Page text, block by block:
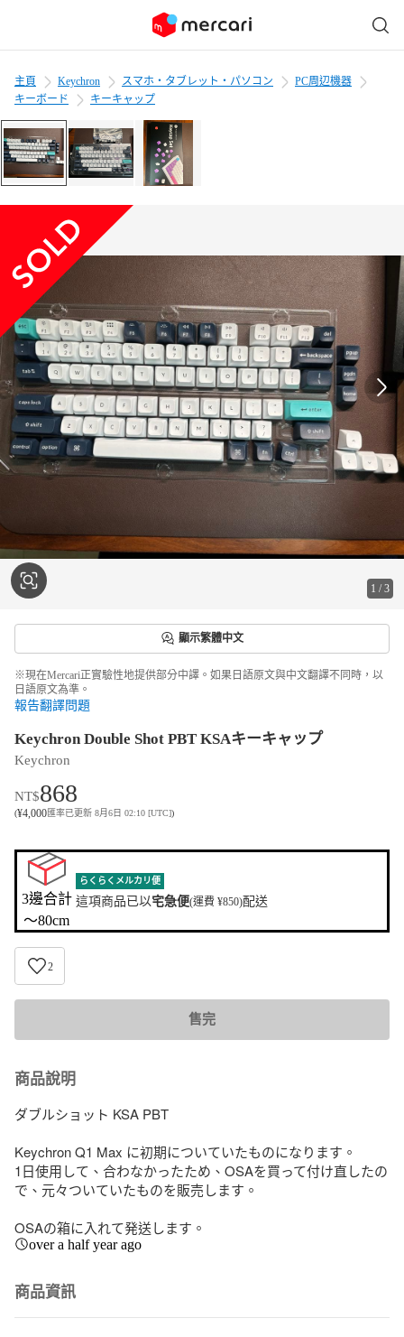
主頁 Keychron スマホ・タブレット・パソコン
PC周辺機器
キーボード
キーキャップ
1 /3
顯示繁體中文
※現在Mercari正實驗性地提供部分中譯。如果日語原文與中文翻譯不同時，以
日語原文為準。
報告翻譯問題
Keychron Double Shot PBT KSAキーキャップ
Keychron
NT$868
(¥4,000匯率已更新 8月6日 02:10 [UTC])
3邊合計
〜80cm
らくらくメルカリ便
這項商品已以宅急便(運費 ¥850)配送
2
售完
商品說明
ダブルショット KSA PBT
Keychron Q1 Max に初期についていたものになります。
1日使用して、合わなかったため、OSAを買って付け直したの
で、元々ついていたものを販売します。
OSAの箱に入れて発送します。
over a half year ago
商品資訊